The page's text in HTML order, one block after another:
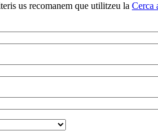
us recomanem que utilitzeu la Cerca